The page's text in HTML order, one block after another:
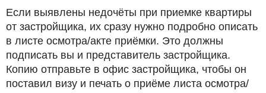
Если выявлены недочёты при приемке квартиры
от застройщика, их сразу нужно подробно описать
в листе осмотра/акте приёмки. Это должны
подписать вы и представитель застройщика.
Копию отправьте в офис застройщика, чтобы он
поставил визу и печать о приёме листа осмотра/